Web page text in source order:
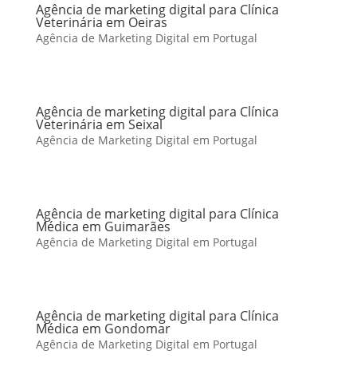
Agência de marketing digital para Clínica
Veterinária em Oeiras
Agência de Marketing Digital em Portugal
Agência de marketing digital para Clínica
Veterinária em Seixal
Agência de Marketing Digital em Portugal
Agência de marketing digital para Clínica
Médica em Guimarães
Agência de Marketing Digital em Portugal
Agência de marketing digital para Clínica
Médica em Gondomar
Agência de Marketing Digital em Portugal